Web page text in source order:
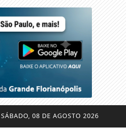
SÁBADO, 08 DE AGOSTO 2026